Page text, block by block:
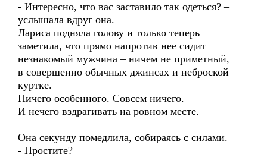
- Интересно, что вас заставило так одеться? –
услышала вдруг она.
Лариса подняла голову и только теперь
заметила, что прямо напротив нее сидит
незнакомый мужчина – ничем не приметный,
в совершенно обычных джинсах и неброской
куртке.
Ничего особенного. Совсем ничего.
И нечего вздрагивать на ровном месте.
Она секунду помедлила, собираясь с силами.
- Простите?